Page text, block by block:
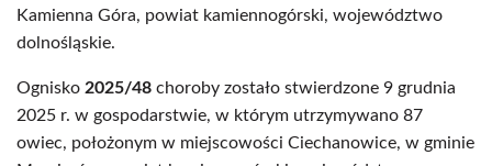
Kamienna Góra, powiat kamiennogórski, województwo
dolnośląskie.
Ognisko 2025/48 choroby zostało stwierdzone 9 grudnia
2025 r. w gospodarstwie, w którym utrzymywano 87
owiec, położonym w miejscowości Ciechanowice, w gminie